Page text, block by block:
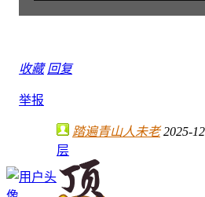
收藏 回复
举报
踏遍青山人未老2025-
层